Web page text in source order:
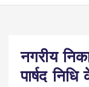
t
नगरीय
पार्षद